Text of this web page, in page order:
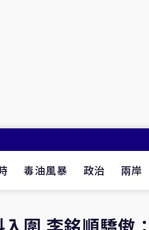
毒油風暴 政治 兩岸